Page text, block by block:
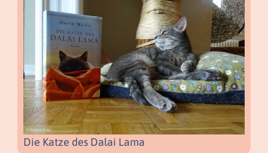
Die Katze des Dalai Lama